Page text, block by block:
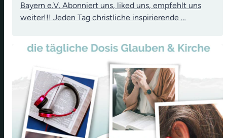
Bayern e.V. Abonniert uns, liked uns, empfehlt uns
weiter!!! Jeden Tag christliche inspirierende …